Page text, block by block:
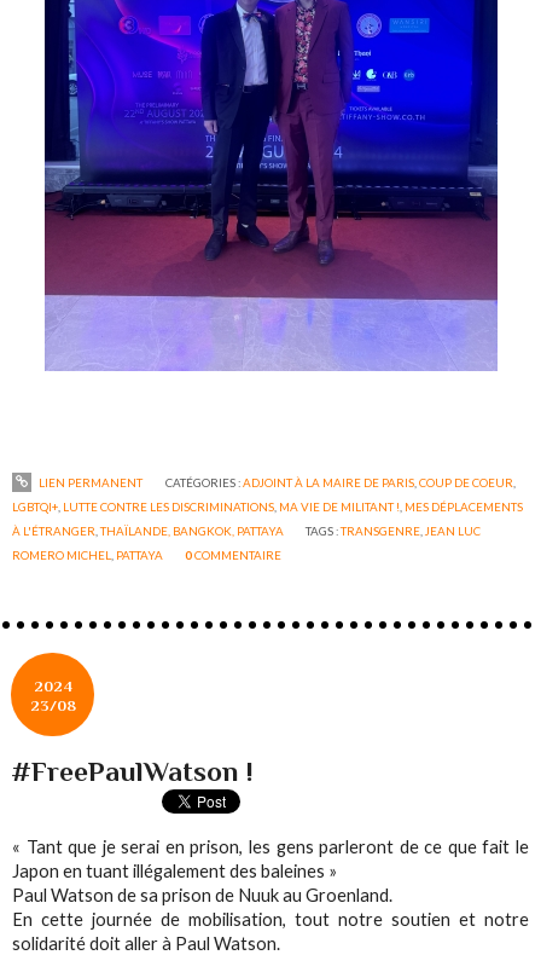
LIEN PERMANENT CATÉGORIES :ADJOINT À LA MAIRE DE PARIS, COUP DE COEUR
LGBTQI+ LUTTE CONTRE LES DISCRIMINATIONS MA VIE DE MILITANT ! MES DÉPLACEMENTS
À L'ÉTRANGER ,THAÏLANDE, BANGKOK, PATTAYA TAGS :TRANSGENRE JEAN LUC
ROMERO MICHEL
PATTAYA 0COMMENTAIRE
2024
23/08
#FreePaulWatson !
« Tant que je serai en prison, les gens parleront de ce que fait le
Japon en tuant illégalement des baleines »
Paul Watson de sa prison de Nuuk au Groenland.
En cette journée de mobilisation, tout notre soutien et notre
solidarité doit aller à Paul Watson.